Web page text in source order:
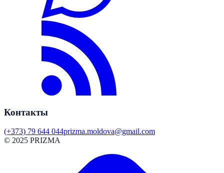
Контакты
(+373) 79 644 044prizma.moldova@gmail.com
© 2025 PRIZMA